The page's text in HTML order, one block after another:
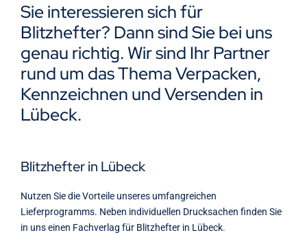
Kontakt
Sie interessieren sich für
Blitzhefter? Dann sind Sie bei uns
genau richtig. Wir sind Ihr Partner
rund um das Thema Verpacken,
Kennzeichnen und Versenden in
Lübeck.
Blitzhefter in Lübeck
Nutzen Sie die Vorteile unseres umfangreichen
Lieferprogramms. Neben individuellen Drucksachen finden Sie
in uns einen Fachverlag für Blitzhefter in Lübeck.